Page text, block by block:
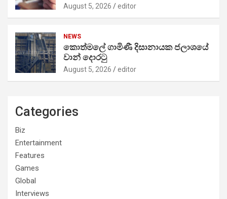
August 5, 2026 editor
NEWS
කොත්මලේ ගාමිණී දිසානායක ජලාශයේ
වාන් දොරටු
August 5, 2026 editor
Categories
Biz
Entertainment
Features
Games
Global
Interviews